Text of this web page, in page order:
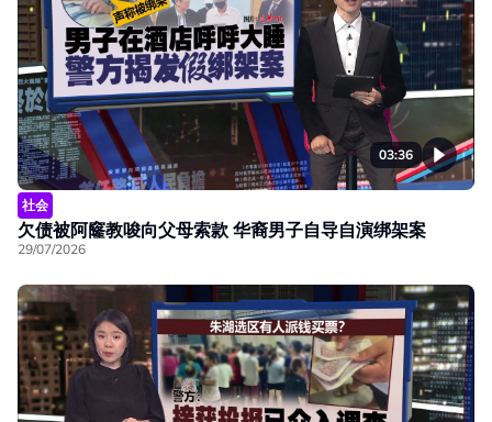
03:36
社会
欠债被阿窿教唆向父母索款 华裔男子自导自演绑架案
29/07/2026